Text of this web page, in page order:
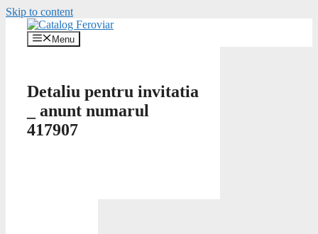
Skip to content
Menu
Detaliu pentru invitatia
_ anunt numarul
417907